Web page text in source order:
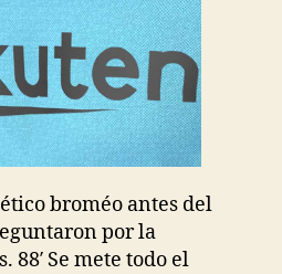
broméo antes del
por la
88′ Se mete todo el